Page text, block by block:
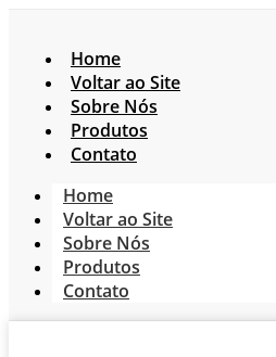
Home
Voltar ao Site
Sobre Nós
Produtos
Contato
Home
Voltar ao Site
Sobre Nós
Produtos
Contato